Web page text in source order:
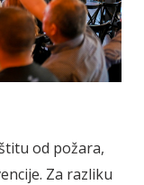
od požara,
Za razliku